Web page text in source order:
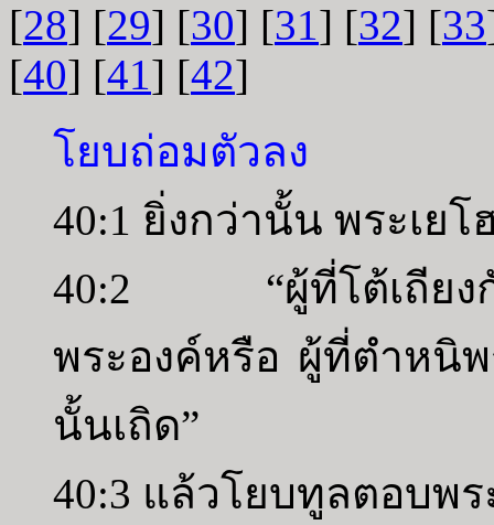
[28] [29] [30] [31] [32] [33
[40] [41] [42]
โยบถ่อมตัวลง
40:1 ยิ่งกว่านั้น พระเย
40:2 “ผู้ที่โต้เถียงกั
พระองค์หรือ ผู้ที่ตำหนิ
นั้นเถิด”
40:3 แล้วโยบทูลตอบพ